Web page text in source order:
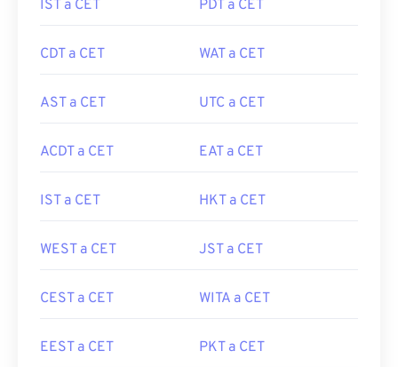
IST a CET PDT a CET
CDT a CET WAT a CET
AST a CET UTC a CET
ACDT a CET EAT a CET
IST a CET HKT a CET
WEST a CET JST a CET
CEST a CET WITA a CET
EEST a CET PKT a CET